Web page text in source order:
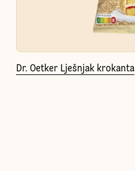
Dr. Oetker Lješnjak krokanta